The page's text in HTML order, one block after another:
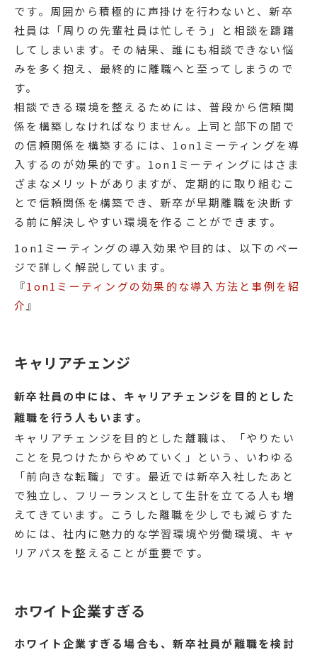
です。周囲から積極的に声掛けを行わないと、新卒
社員は「周りの先輩社員は忙しそう」と相談を躊躇
してしまいます。その結果、誰にも相談できない悩
みを多く抱え、最終的に離職へと至ってしまうので
す。
相談できる環境を整えるためには、普段から信頼関
係を構築しなければなりません。上司と部下の間で
の信頼関係を構築するには、1on1ミーティングを導
入するのが効果的です。1on1ミーティングにはさま
ざまなメリットがありますが、定期的に取り組むこ
とで信頼関係を構築でき、新卒が早期離職を決断す
る前に解決しやすい環境を作ることができます。
1on1ミーティングの導入効果や目的は、以下のペー
ジで詳しく解説しています。
『1on1ミーティングの効果的な導入方法と事例を紹
介 』
キャリアチェンジ
新卒社員の中には、キャリアチェンジを目的とした
離職を行う人もいます。
キャリアチェンジを目的とした離職は、「やりたい
ことを見つけたからやめていく」という、いわゆる
「前向きな転職」です。最近では新卒入社したあと
で独立し、フリーランスとして生計を立てる人も増
えてきています。こうした離職を少しでも減らすた
めには、社内に魅力的な学習環境や労働環境、キャ
リアパスを整えることが重要です。
ホワイト企業すぎる
ホワイト企業すぎる場合も、新卒社員が離職を検討